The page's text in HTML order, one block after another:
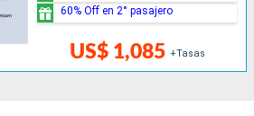
US$ 1,085 +Tasas
60% Off en 2° pasajero